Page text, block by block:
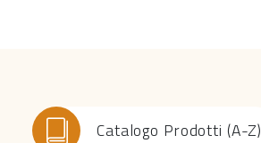
Catalogo Prodotti (A-Z)